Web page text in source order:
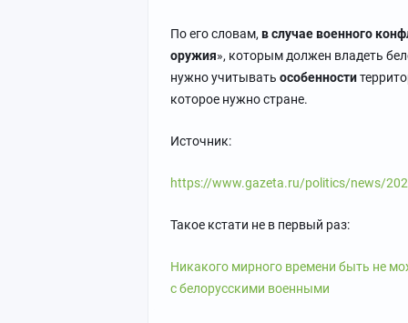
По его словам, в случае военного
оружия», которым должен владеть
нужно учитывать особенности
которое нужно стране.
Источник:
https://www.gazeta.ru/politics/news/
Такое кстати не в первый раз:
Никакого мирного времени быть не
с белорусскими военными